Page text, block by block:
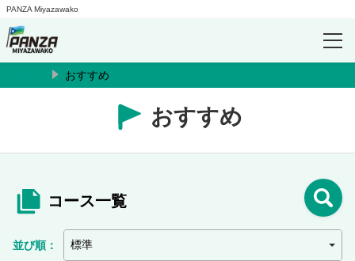
PANZA Miyazawako
【期間限定】ナイトファンモック
ログイン/予約確認
おすすめ
おすすめ
コース一覧
並び順：